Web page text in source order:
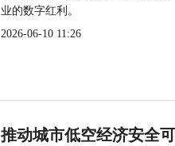
业的数字红利。
2026-06-10 11:26
推动城市低空经济安全